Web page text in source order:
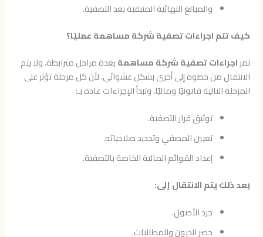
والمبالغ النهائية المتبقية بعد التصفية.
كيف تتم اجراءات تصفية شركة مساهمة عمليًا؟
تمراجراءات تصفية شركة مساهمةبعدة مراحل مترابطة، ولا يتم
الانتقال من خطوة إلى أخرى بشكل عشوائي، لأن كل مرحلة تؤثر على
المرحلة التالية قانونيًا وماليًا، وتبدأ الإجراءات عادة بـ:
توثيق قرار التصفية.
تعيين المصفي وتحديد صلاحياته.
إعداد القوائم المالية الخاصة بالتصفية.
بعد ذلك يتم الانتقال إلى:
جرد الأصول.
حصر الديون والمطالبات.